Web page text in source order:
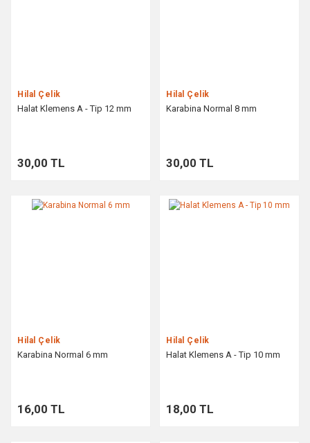
Hilal Çelik
Halat Klemens A - Tip 12 mm
30,00 TL
Hilal Çelik
Karabina Normal 8 mm
30,00 TL
Hilal Çelik
Karabina Normal 6 mm
16,00 TL
Hilal Çelik
Halat Klemens A - Tip 10 mm
18,00 TL